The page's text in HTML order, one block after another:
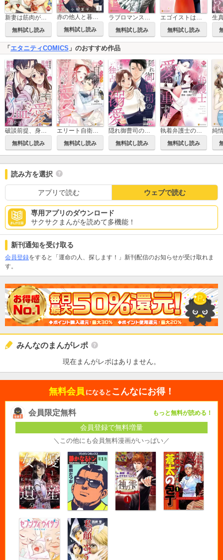
新妻は筋肉がお好き 寡黙なSPはお嬢様をわかりにくく溺愛しています【単行本版】【電子限定ペーパー付】
無料試し読み
赤の他人と暮らしています。
無料試し読み
ラブロマンスはオフィスの外で
無料試し読み
エゴイストは秘書に恋をする。
無料試し読み
「 エタニティCOMICS 」のおすすめ作品
破談前提、身代わり花嫁は堅物御曹司の猛愛に蕩かされる
無料試し読み
エリート自衛官に溺愛されてる…らしいです？ もしかして、これって恋ですか？
無料試し読み
隠れ御曹司の手加減なしの独占溺愛（分冊版）
無料試し読み
執着弁護士の愛が重すぎる
無料試し読み
純
読み方を選択
アプリで読む ウェブで読む
専用アプリのダウンロード
サクサクまんがを読めて多機能！
新刊通知を受け取る
会員登録をすると「運命の人、探します！」新刊配信のお知らせが受け取れま
す。
みんなのまんがレポ
現在まんがレポはありません。
無料会員 になると こんなにお得！
会員限定無料 もっと無料が読める！
会員登録で無料増量
＼この他にも会員無料漫画がいっぱい／